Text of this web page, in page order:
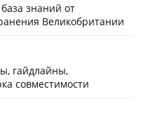
знаний от
Великобритании
гайдлайны,
совместимости